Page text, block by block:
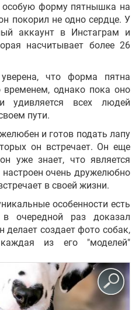
особую форму пятнышка на
покорил не одно сердце. У
аккаунт в Инстаграм и
насчитывает более 26
что форма пятна
однако пока оно
удивляется всех людей
пути.
и готов подать лапу
он встречает. Он еще
уже знает, что является
очень дружелюбно
в своей жизни.
особенности есть
очередной раз доказал
создает фото собак,
из его "моделей"